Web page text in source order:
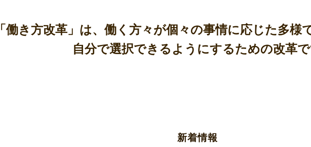
「働き方改革」は、働く方々が個々の事情に応じた多様
自分で選択できるようにするための改革
新着情報